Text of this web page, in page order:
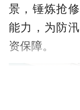
景，锤炼抢
能力，为防
资保障。